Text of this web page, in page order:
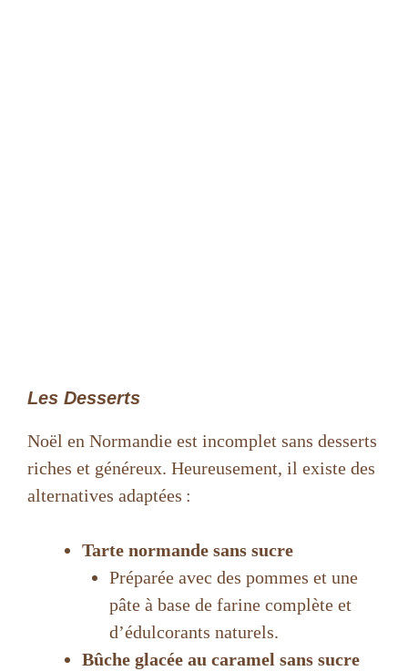
Les Desserts
Noël en Normandie est incomplet sans desserts
riches et généreux. Heureusement, il existe des
alternatives adaptées :
Tarte normande sans sucre
Préparée avec des pommes et une
pâte à base de farine complète et
d’édulcorants naturels.
Bûche glacée au caramel sans sucre